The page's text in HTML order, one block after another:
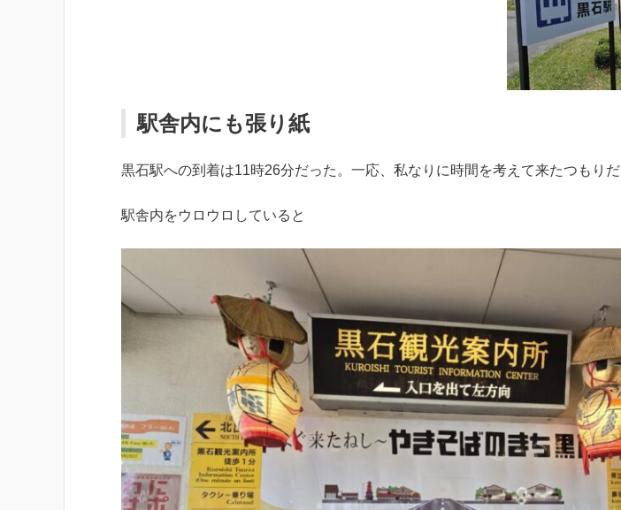
駅舎内にも張り紙
黒石駅への到着は11時26分だった。一応、私なりに時間を考えて来たつもりだ
駅舎内をウロウロしていると